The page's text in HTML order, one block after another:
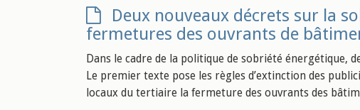
Deux nouveaux décrets sur la
fermetures des ouvrants de
Dans le cadre de la politique de sobriété énergétique,
Le premier texte pose les règles d’extinction des
locaux du tertiaire la fermeture des ouvrants des